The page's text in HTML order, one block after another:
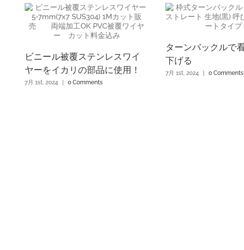
ビニール被覆ステンレスワイ
ヤーをイカリの部品に使用！
7月 1st, 2024 0 Comments
ターンバックルで
下げる
7月 1st, 2024 0 Comments